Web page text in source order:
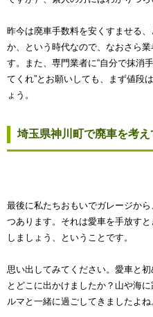
昨今は廃車手数料を安くすませる
か、という時代なので、なおさら
す。また、専門業者に“自分で抹消
てくれ”とお願いしても、まず値段
ょう。
埼玉県神川町で廃車を考
最後に私たちおもいでガレージか
つあります。それは愛車を手放す
しましょう、ということです。
思い出してみてください。愛車と
とどこに出かけましたか？山や海
ルマと一緒に過ごしてきましたよね